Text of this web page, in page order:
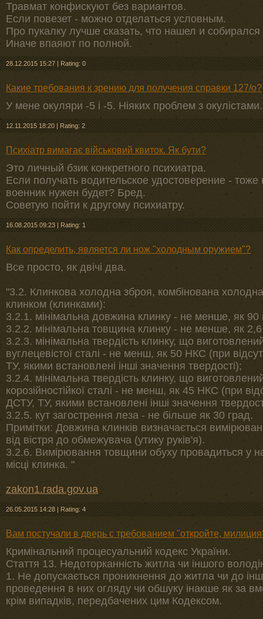
Травмат конфискуют без вариантов.
Если повезет - можно отделаться условным.
Про пукалку лучше сказать, что нашел и
Иначе впаяют по полной.
28.12.2015 15:27 | Rating: 0
Какие требования к зрению для получения справки 127/о?
У мене окуляри -5 і -5. Ніяких проблем з окулістами.
12.11.2015 18:20 | Rating: 2
Психіатр вимагає військовий квиток. Як бути?
Это личный бзик конкретного психиатра.
Если получать водительское удостоверение -
военник нужен будет? Бред.
Советую пойти к другому психиатру.
16.08.2015 09:23 | Rating: 1
Как определить, является ли нож "холодным оружием"?
Все просто, як двічі два.
"3.2. Клинкова холодна зброя, комбінована
клинком (клинками):
3.2.1. мінімальна довжина клинку - не менше, як
3.2.2. мінімальна товщина клинку - не менше, як
3.2.3. мінімальна твердість клинку, що
вуглецевістої сталі - не менш, як 50 НКС (при
ТУ, якими встановлені інші значення твердості);
3.2.4. мінімальна твердість клинку, що
корозійностійкої сталі - не менш, як 45 НКС (при
ДСТУ, ТУ, якими встановлені інші значення
3.2.5. кут загострення леза - не більше як 30 град.
Примітки: Довжина клинків визначається
від вістря до обмежувача (утику руків'я).
3.2.6. Вимірювання товщини обуху провадиться у
місці клинка. "
zakon1.rada.gov.ua
26.05.2015 14:28 | Rating: 4
Вам постучали в дверь с требованием "откройте,
Кримінальний процесуальний кодекс України.
Стаття 13. Недоторканність житла чи іншого
1. Не допускається проникнення до житла чи до
проведення в них огляду чи обшуку інакше як за
крім випадків, передбачених цим Кодексом.